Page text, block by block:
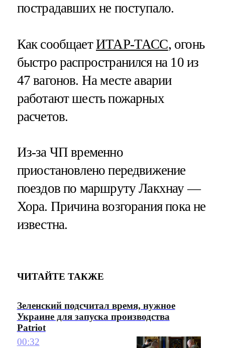
пострадавших не поступало.
Как сообщаетИТАР-ТАСС, огонь
быстро распространился на 10 из
47 вагонов. На месте аварии
работают шесть пожарных
расчетов.
Из-за ЧП временно
приостановлено передвижение
поездов по маршруту Лакхнау —
Хора. Причина возгорания пока не
известна.
ЧИТАЙТЕ ТАКЖЕ
Зеленский подсчитал время, нужное
Украине для запуска производства
Patriot
00:32